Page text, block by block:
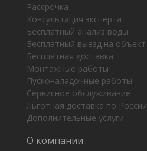
Рассрочка
Консультация эксперта
Бесплатный анализ воды
Бесплатный выезд на объект
Бесплатная доставка
Монтажные работы
Пусконаладочные работы
Сервисное обслуживание
Льготная доставка по России
Дополнительные услуги
О компании